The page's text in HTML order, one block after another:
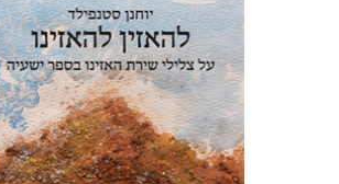
יוחנן סטנפילד